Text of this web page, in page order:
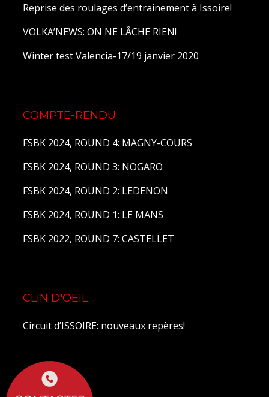
Reprise des roulages d’entrainement à Issoire!
VOLKA’NEWS: ON NE LÂCHE RIEN!
Winter test Valencia-17/19 janvier 2020
COMPTE-RENDU
FSBK 2024, ROUND 4: MAGNY-COURS
FSBK 2024, ROUND 3: NOGARO
FSBK 2024, ROUND 2: LEDENON
FSBK 2024, ROUND 1: LE MANS
FSBK 2022, ROUND 7: CASTELLET
CLIN D'OEIL
Circuit d’ISSOIRE: nouveaux repères!